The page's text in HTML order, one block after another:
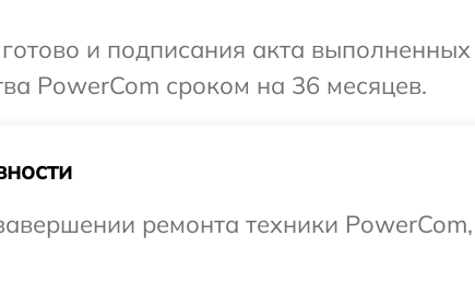
готово и подписания акта
PowerCom сроком на 36 месяцев.
ремонта техники